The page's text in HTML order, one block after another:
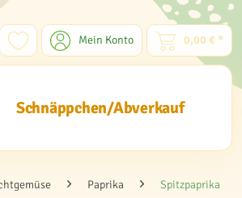
Mein Konto 0,00 € *
Schnäppchen/Abverkauf
Paprika Spitzpaprika